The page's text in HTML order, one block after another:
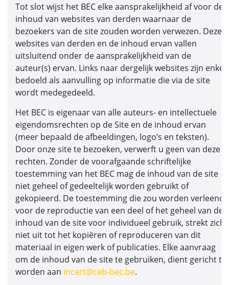
Tot slot wijst het BEC elke aansprakelijkheid af voor de
inhoud van websites van derden waarnaar de
bezoekers van de site zouden worden verwezen. Deze
websites van derden en de inhoud ervan vallen
uitsluitend onder de aansprakelijkheid van de
auteur(s) ervan. Links naar dergelijk websites zijn enkel
bedoeld als aanvulling op informatie die via de site
wordt medegedeeld.
Het BEC is eigenaar van alle auteurs- en intellectuele
eigendomsrechten op de Site en de inhoud ervan
(meer bepaald de afbeeldingen, logo’s en teksten).
Door onze site te bezoeken, verwerft u geen van deze
rechten. Zonder de voorafgaande schriftelijke
toestemming van het BEC mag de inhoud van de site
niet geheel of gedeeltelijk worden gebruikt of
gekopieerd. De toestemming die zou worden verleend
voor de reproductie van een deel of het geheel van de
inhoud van de site voor individueel gebruik, strekt zich
niet uit tot het kopiëren of reproduceren van dit
materiaal in eigen werk of publicaties. Elke aanvraag
om de inhoud van de site te gebruiken, dient gericht te
worden aan incert@ceb-bec.be.